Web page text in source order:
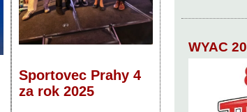
Sportovec Prahy 4
za rok 2025
WYAC